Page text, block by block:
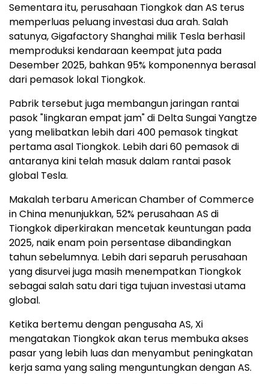
Sementara itu, perusahaan Tiongkok dan AS terus
memperluas peluang investasi dua arah. Salah
satunya, Gigafactory Shanghai milik Tesla berhasil
memproduksi kendaraan keempat juta pada
Desember 2025, bahkan 95% komponennya berasal
dari pemasok lokal Tiongkok.
Pabrik tersebut juga membangun jaringan rantai
pasok "lingkaran empat jam" di Delta Sungai Yangtze
yang melibatkan lebih dari 400 pemasok tingkat
pertama asal Tiongkok. Lebih dari 60 pemasok di
antaranya kini telah masuk dalam rantai pasok
global Tesla.
Makalah terbaru American Chamber of Commerce
in China menunjukkan, 52% perusahaan AS di
Tiongkok diperkirakan mencetak keuntungan pada
2025, naik enam poin persentase dibandingkan
tahun sebelumnya. Lebih dari separuh perusahaan
yang disurvei juga masih menempatkan Tiongkok
sebagai salah satu dari tiga tujuan investasi utama
global.
Ketika bertemu dengan pengusaha AS, Xi
mengatakan Tiongkok akan terus membuka akses
pasar yang lebih luas dan menyambut peningkatan
kerja sama yang saling menguntungkan dengan AS.